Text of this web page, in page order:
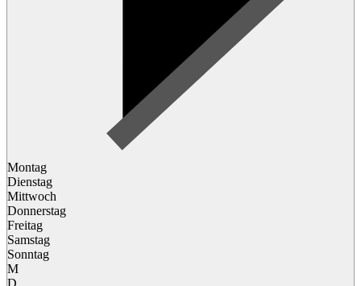
Montag
Dienstag
Mittwoch
Donnerstag
Freitag
Samstag
Sonntag
M